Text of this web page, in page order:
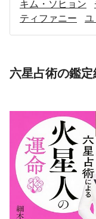
キム・ソヒョン
ティファニー
ユ
六星占術の鑑